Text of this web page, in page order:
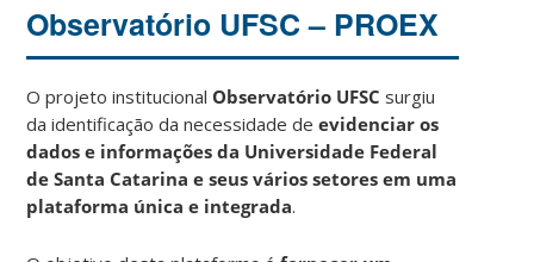
Observatório UFSC – PROEX
O projeto institucional Observatório UFSC surgiu
da identificação da necessidade deevidenciar os
dados e informações da Universidade Federal
de Santa Catarina e seus vários setores em uma
plataforma única e integrada.